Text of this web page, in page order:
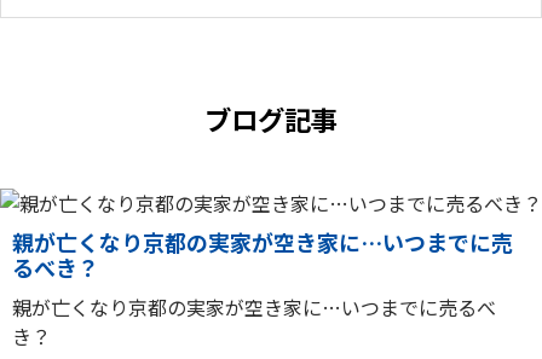
ブログ記事
親が亡くなり京都の実家が空き家に…いつまでに売
るべき？
親が亡くなり京都の実家が空き家に…いつまでに売るべ
き？